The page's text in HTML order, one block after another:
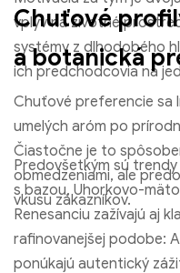
Jednorazová vapka
vplyv na životné
systémy z dlhodobého
ich predchodcovia na
Chuťové
a botanická
Chuťové preferencie sa
umelých aróm po
Čiastočne je to
obmedzeniami, ale
vkusu zákazníkov.
Predovšetkým sú trendy
s bazou, Uhorkovo-
Renesanciu zažívajú aj
rafinovanejšej podobe:
ponúkajú autentický